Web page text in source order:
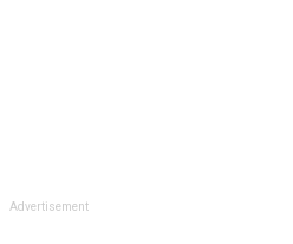
Advertisement